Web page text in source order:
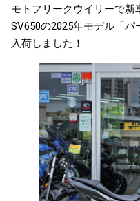
モトフリークウイリーで
SV650の2025年モデル「
入荷しました！